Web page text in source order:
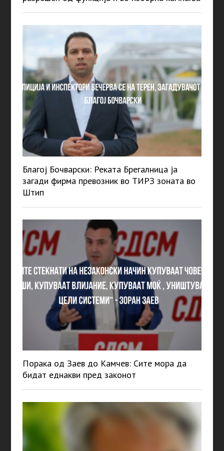
Благој Бочварски: Реката Брегалница ја
загади фирма превозник во ТИРЗ зоната во
Штип
Порака од Заев до Камчев: Сите мора да
бидат еднакви пред законот